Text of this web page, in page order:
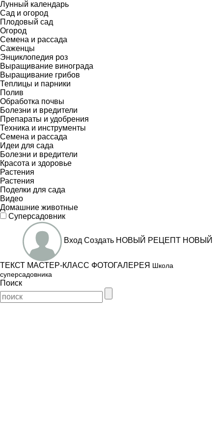
Лунный календарь
Сад и огород
Плодовый сад
Огород
Семена и рассада
Саженцы
Энциклопедия роз
Выращивание винограда
Выращивание грибов
Теплицы и парники
Полив
Обработка почвы
Болезни и вредители
Препараты и удобрения
Техника и инструменты
Семена и рассада
Идеи для сада
Болезни и вредители
Красота и здоровье
Растения
Растения
Поделки для сада
Видео
Домашние животные
Суперсадовник
Вход Создать НОВЫЙ РЕЦЕПТ НОВЫЙ
ТЕКСТ МАСТЕР-КЛАСС ФОТОГАЛЕРЕЯ Школа
суперсадовника
Поиск